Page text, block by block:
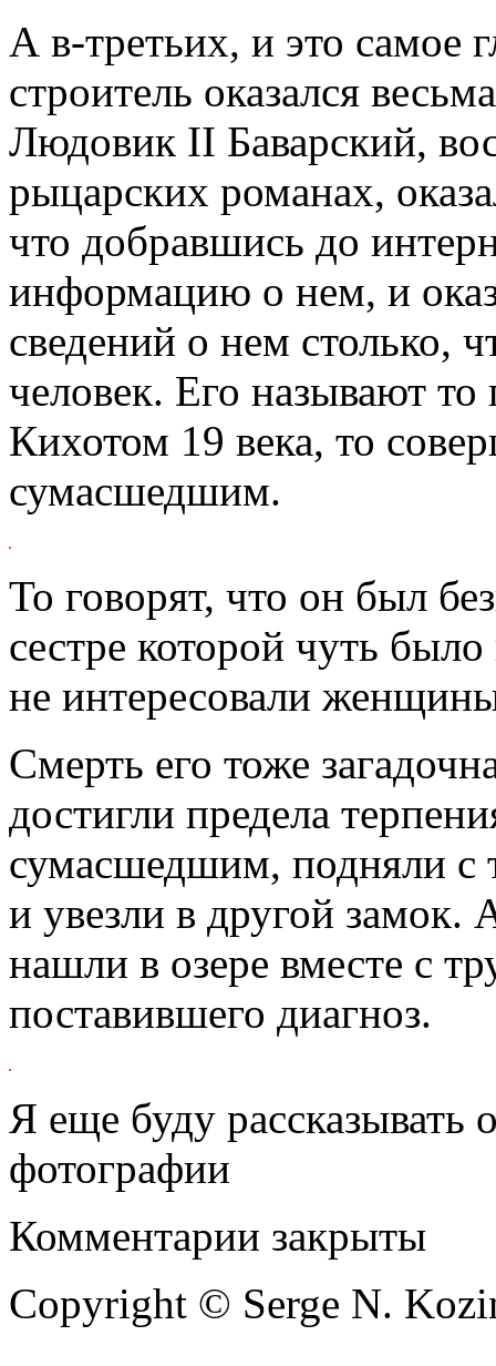
А в-третьих, и это самое
строитель оказался
Людовик II Баварский,
рыцарских романах,
что добравшись до
информацию о нем, и
сведений о нем столько,
человек. Его называют
Кихотом 19 века, то
сумасшедшим.
То говорят, что он был
сестре которой чуть
не интересовали
Смерть его тоже
достигли предела
сумасшедшим, подняли с
и увезли в другой замок.
нашли в озере вместе с
поставившего диагноз.
Я еще буду рассказывать
фотографии
Комментарии закрыты
Copyright © Serge N.